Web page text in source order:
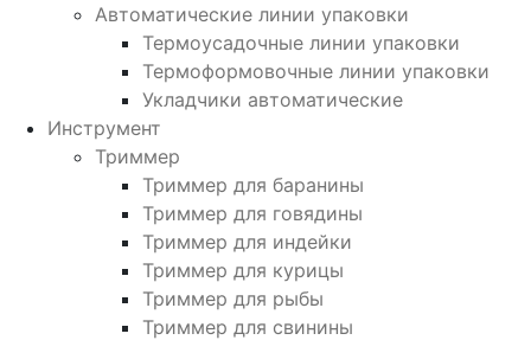
Автоматические линии упаковки
Термоусадочные линии упаковки
Термоформовочные линии упаковки
Укладчики автоматические
Инструмент
Триммер
Триммер для баранины
Триммер для говядины
Триммер для индейки
Триммер для курицы
Триммер для рыбы
Триммер для свинины